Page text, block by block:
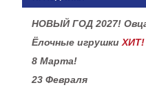
НОВЫЙ ГОД 2027!
Ёлочные игрушки ХИТ!
8 Марта!
23 Февраля